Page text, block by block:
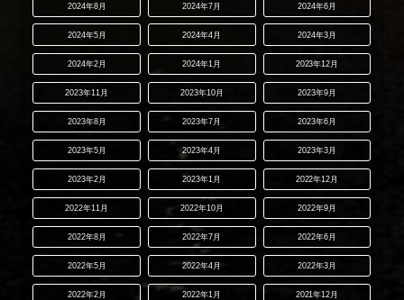
2024年8月 2024年7月 2024年6月
2024年5月 2024年4月 2024年3月
2024年2月 2024年1月 2023年12月
2023年11月 2023年10月 2023年9月
2023年8月 2023年7月 2023年6月
2023年5月 2023年4月 2023年3月
2023年2月 2023年1月 2022年12月
2022年11月 2022年10月 2022年9月
2022年8月 2022年7月 2022年6月
2022年5月 2022年4月 2022年3月
2022年2月 2022年1月 2021年12月